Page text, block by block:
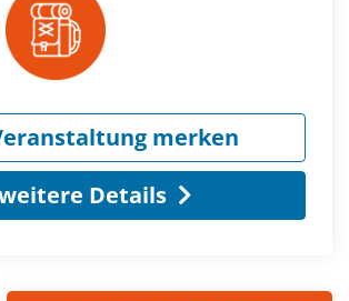
merken
Details